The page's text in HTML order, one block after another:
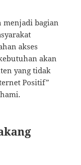
bagian
akses
akan
yang tidak
Positif”